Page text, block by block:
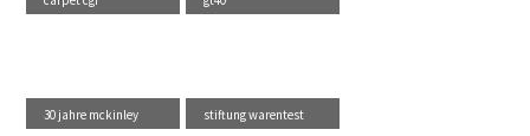
30 jahre mckinley stiftung warentest